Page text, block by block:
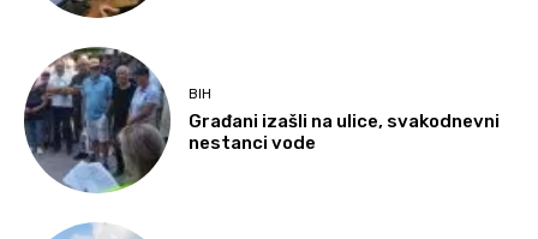
BIH
Građani izašli na ulice, svakodnevni
nestanci vode